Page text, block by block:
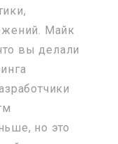
Майк
вы делали
но это